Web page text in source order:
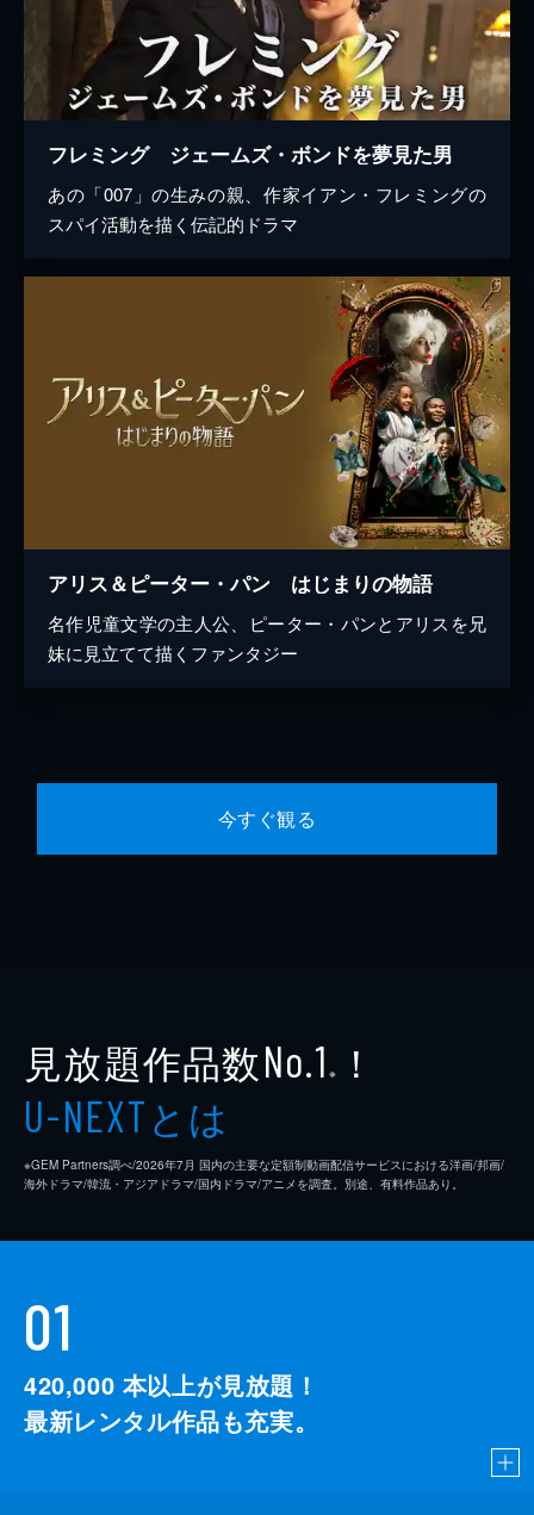
フレミング ジェームズ・ボンドを夢見た男
あの「007」の生みの親、作家イアン・フレミングの
スパイ活動を描く伝記的ドラマ
アリス＆ピーター・パン はじまりの物語
名作児童文学の主人公、ピーター・パンとアリスを兄
妹に見立てて描くファンタジー
今すぐ観る
見放題作品数No.1 ※ ！
U-NEXTとは
※GEM Partners調べ/2026年7⽉ 国内の主要な定額制動画配信サービスにおける洋画/邦画/
海外ドラマ/韓流・アジアドラマ/国内ドラマ/アニメを調査。別途、有料作品あり。
01
420,000 本以上が見放題！
最新レンタル作品も充実。